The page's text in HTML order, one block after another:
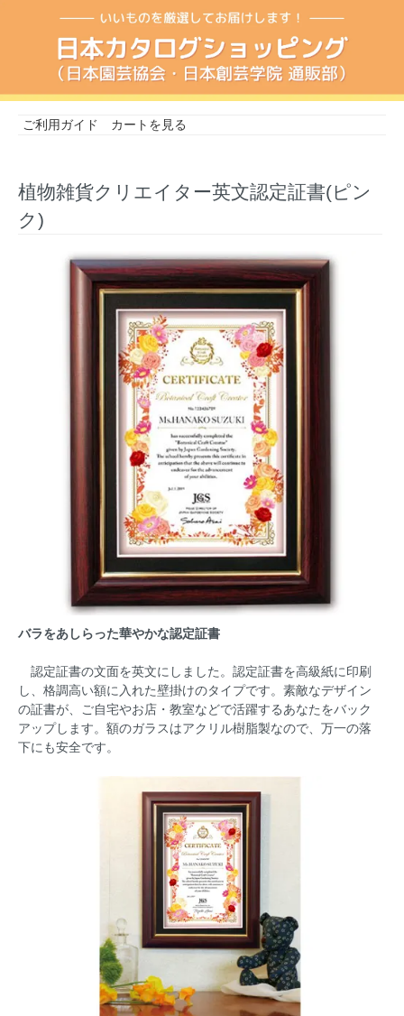
ご利用ガイド カートを見る
植物雑貨クリエイター英文認定証書(ピン
ク)
バラをあしらった華やかな認定証書
認定証書の文面を英文にしました。認定証書を高級紙に印刷
し、格調高い額に入れた壁掛けのタイプです。素敵なデザイン
の証書が、ご自宅やお店・教室などで活躍するあなたをバック
アップします。額のガラスはアクリル樹脂製なので、万一の落
下にも安全です。